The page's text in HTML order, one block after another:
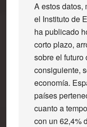
A estos datos,
el Instituto de
ha publicado
corto plazo,
sobre el futuro
consiguiente,
economía.
países
cuanto a
con un 62,4%